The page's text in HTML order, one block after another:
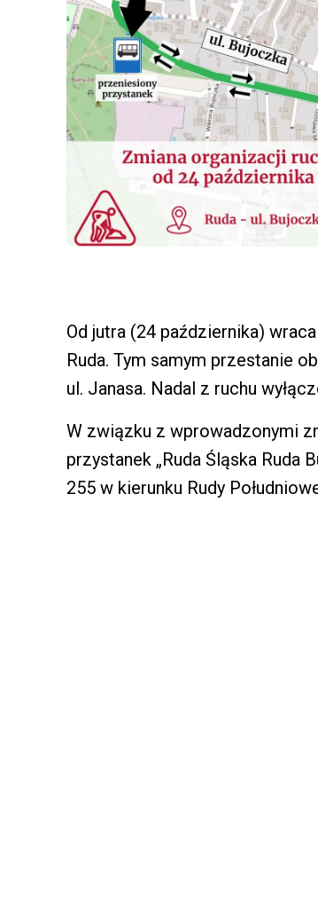
Od jutra (24 października)
Ruda. Tym samym przestanie
ul. Janasa. Nadal z ruchu
W związku z wprowadzonymi
przystanek „Ruda Śląska Ruda
255 w kierunku Rudy